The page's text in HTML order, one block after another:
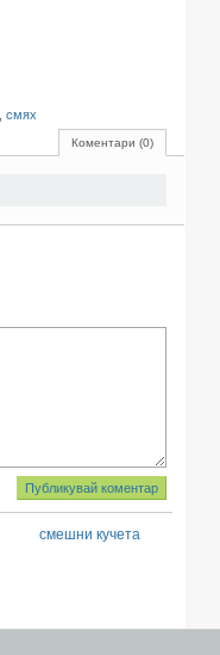
смях
Коментари (0)
смешни кучета